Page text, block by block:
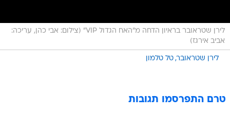
לירן שטראובר בראיון הדחה מ"האח הגדול VIP" (צילום: אבי כהן, עריכה:
אביב אירגז)
לירן שטראובר טל טלמון
טרם התפרסמו תגובות